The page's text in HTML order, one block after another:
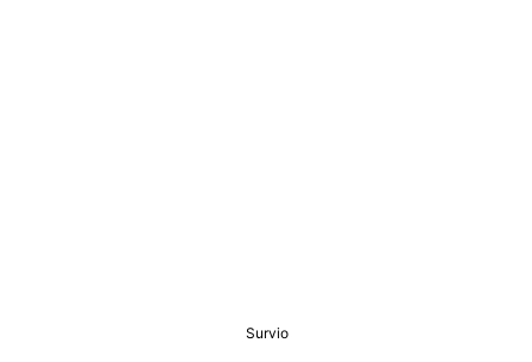
Survio